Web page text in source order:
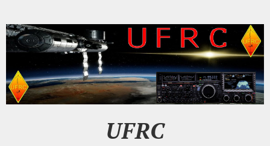
UFRC